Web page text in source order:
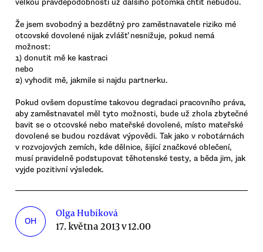
velkou pravděpodobností už dalšího potomka chtít nebudou.
Že jsem svobodný a bezdětný pro zaměstnavatele riziko mé
otcovské dovolené nijak zvlášť nesnižuje, pokud nemá
možnost:
1) donutit mě ke kastraci
nebo
2) vyhodit mě, jakmile si najdu partnerku.
Pokud ovšem dopustíme takovou degradaci pracovního práva,
aby zaměstnavatel měl tyto možnosti, bude už zhola zbytečné
bavit se o otcovské nebo mateřské dovolené, místo mateřské
dovolené se budou rozdávat výpovědi. Tak jako v robotárnách
v rozvojových zemích, kde dělnice, šijící značkové oblečení,
musí pravidelně podstupovat těhotenské testy, a běda jim, jak
vyjde pozitivní výsledek.
OH
Olga Hubíková
17. května 2013 v 12.00